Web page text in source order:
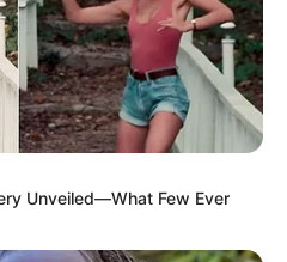
Unveiled—What Few Ever